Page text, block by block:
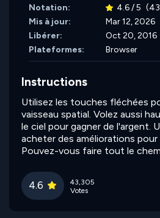
Notation:
4.6 / 5
Mis à jour:
Mar 12, 2026
Libérer:
Oct 20, 2016
Plateformes:
Browser
Instructions
Utilisez les touches fléchées
vaisseau spatial. Volez aussi
le ciel pour gagner de l'argent.
acheter des améliorations pour
Pouvez-vous faire tout le
4.6
43,305
Votes